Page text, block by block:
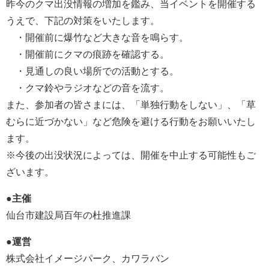
昨今のクマ出没情報の増加を鑑み、当イベントを開催する
うえで、下記の対策をいたします。
・開催前に爆竹など大きな音を鳴らす。
・開催前にクマの痕跡を確認する。
・見通しの良い場所での活動とする。
・クマ鈴やラジオなどの音を流す。
また、参加者の皆さまには、「単独行動をしない」、「草
むらに近づかない」など危険を避ける行動をお願いいたし
ます。
※今後の出没状況によっては、開催を中止する可能性もご
ざいます。
●主催
仙台市建設局百年の杜推進課
●運営
株式会社イメージパーク、カワラバン